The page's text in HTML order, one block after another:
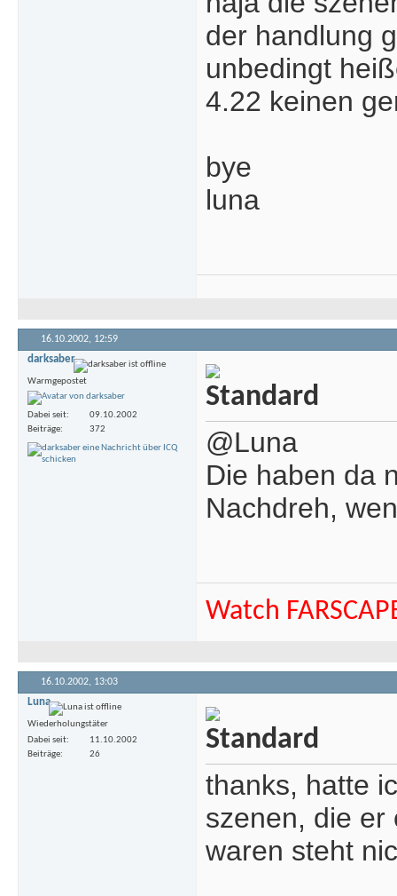
der handlung
unbedingt
4.22 keinen
bye
luna
16.10.2002, 12:59
darksaber
Warmgepostet
Dabei seit
09.10.2002
Beiträge
372
@Luna
Die haben da
Nachdreh,
Watch
16.10.2002, 13:03
Luna
Wiederholungstäter
Dabei seit
11.10.2002
Beiträge
26
thanks, hatte
szenen, die er
waren steht